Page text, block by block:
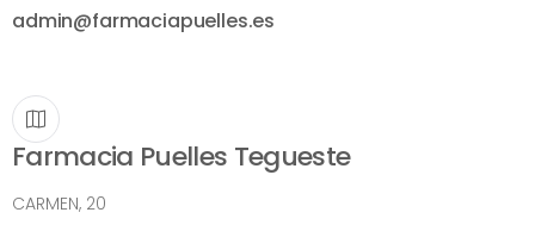
admin@farmaciapuelles.es
Farmacia Puelles Tegueste
CARMEN, 20